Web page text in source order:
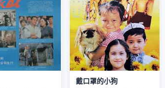
戴口罩的小狗